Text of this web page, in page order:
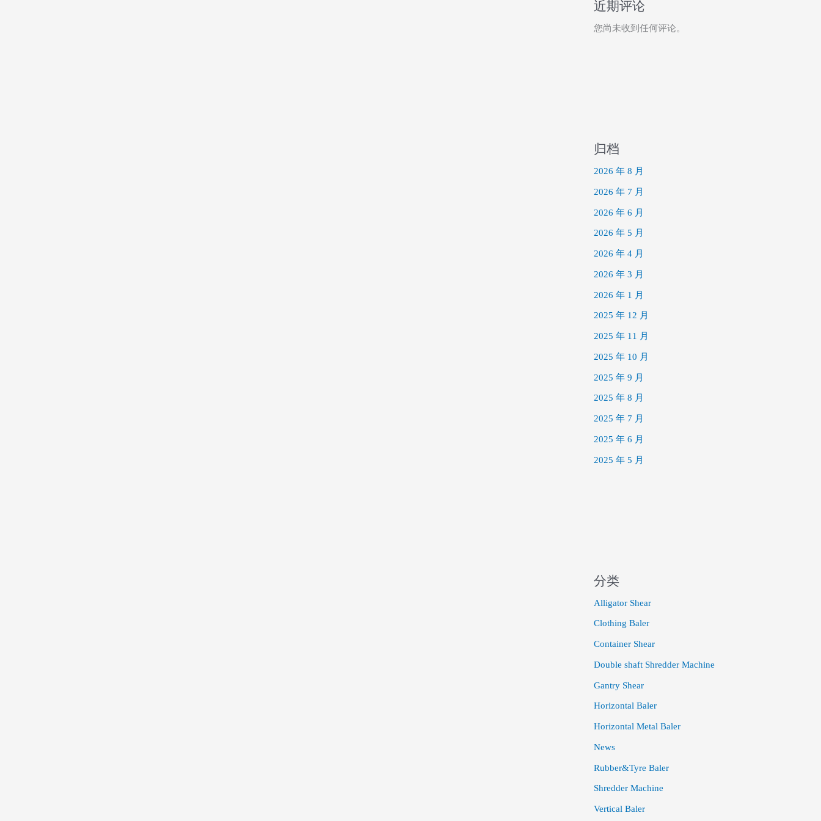
近期评论
您尚未收到任何评论。
归档
2026 年 8 月
2026 年 7 月
2026 年 6 月
2026 年 5 月
2026 年 4 月
2026 年 3 月
2026 年 1 月
2025 年 12 月
2025 年 11 月
2025 年 10 月
2025 年 9 月
2025 年 8 月
2025 年 7 月
2025 年 6 月
2025 年 5 月
分类
Alligator Shear
Clothing Baler
Container Shear
Double shaft Shredder Machine
Gantry Shear
Horizontal Baler
Horizontal Metal Baler
News
Rubber&Tyre Baler
Shredder Machine
Vertical Baler